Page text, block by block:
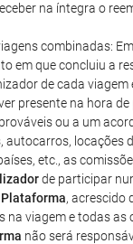
na íntegra o
combinadas:
em que concluiu a
de cada viagem
presente na hora
ou a um
etc., as
de participar
Plataforma, acrescido
viagem e todas
não será